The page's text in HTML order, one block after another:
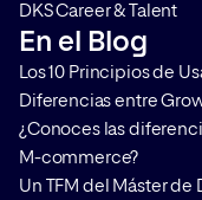
DKS Career & Talent
En el Blog
Los 10 Principios de
Diferencias entre
¿Conoces las
M-commerce?
Un TFM del Máster de